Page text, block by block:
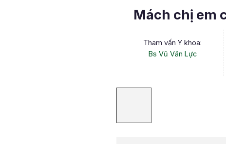
Mách chị em
Tham vấn Y khoa:
Bs Vũ Văn Lực